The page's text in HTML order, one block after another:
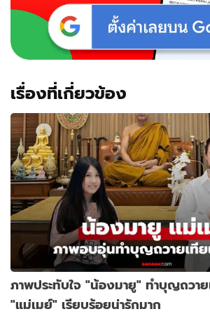
เรื่องที่เกี่ยวข้อง
ภาพประทับใจ "น้องมายู" ทำบุญถวา
"แม่เมย์" เรียบร้อยน่ารักมาก